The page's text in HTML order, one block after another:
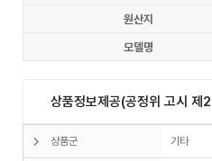
원산지
모델명
상품정보제공(공정위 고시
상품군 기타